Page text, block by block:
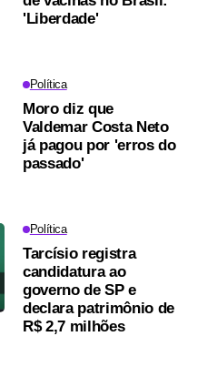
'Liberdade'
Política
Moro diz que
Valdemar Costa Neto
já pagou por 'erros do
passado'
Política
Tarcísio registra
candidatura ao
governo de SP e
declara patrimônio de
R$ 2,7 milhões